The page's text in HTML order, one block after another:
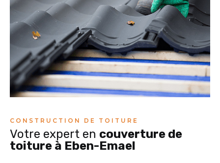
CONSTRUCTION DE TOITURE
Votre expert en couverture de
toiture à Eben-Emael